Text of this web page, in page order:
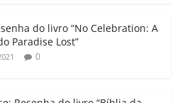
do livro “No Celebration: A
Paradise Lost”
0